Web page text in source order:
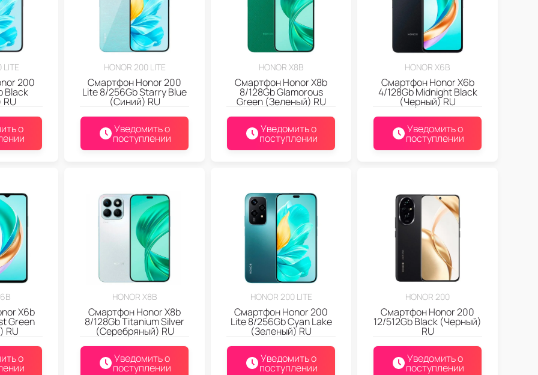
LITE
200
Black
о
HONOR 200 LITE
Смартфон Honor 200
Lite 8/256Gb Starry Blue
(Синий) RU
Уведомить о
поступлении
HONOR X8B
Смартфон Honor X8b
8/128Gb Glamorous
Green (Зеленый) RU
Уведомить о
поступлении
HONOR X6B
Смартфон Honor X6b
4/128Gb Midnight Black
(Черный) RU
Уведомить о
поступлении
X6b
Green
RU
о
HONOR X8B
Смартфон Honor X8b
8/128Gb Titanium Silver
(Серебряный) RU
Уведомить о
поступлении
HONOR 200 LITE
Смартфон Honor 200
Lite 8/256Gb Cyan Lake
(Зеленый) RU
Уведомить о
поступлении
HONOR 200
Смартфон Honor 200
12/512Gb Black (Черный)
RU
Уведомить о
поступлении